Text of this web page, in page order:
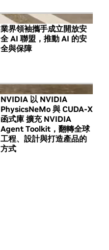
業界領袖攜手成立開放安
全 AI 聯盟，推動 AI 的安
全與保障
NVIDIA 以 NVIDIA
PhysicsNeMo 與 CUDA-X
函式庫 擴充 NVIDIA
Agent Toolkit，翻轉全球
工程、設計與打造產品的
方式